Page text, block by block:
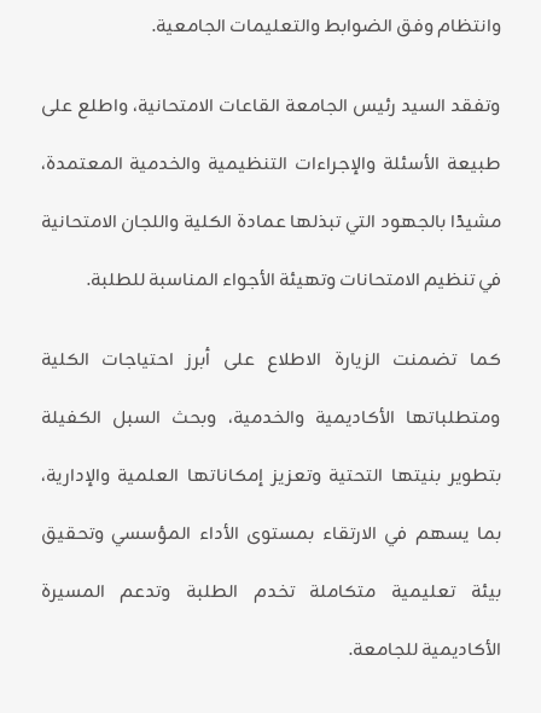
وانتظام وفق الضوابط والتعليمات الجامعية.
وتفقد السيد رئيس الجامعة القاعات الامتحانية، واطلع على
طبيعة الأسئلة والإجراءات التنظيمية والخدمية المعتمدة،
مشيدًا بالجهود التي تبذلها عمادة الكلية واللجان الامتحانية
في تنظيم الامتحانات وتهيئة الأجواء المناسبة للطلبة.
كما تضمنت الزيارة الاطلاع على أبرز احتياجات الكلية
ومتطلباتها الأكاديمية والخدمية، وبحث السبل الكفيلة
بتطوير بنيتها التحتية وتعزيز إمكاناتها العلمية والإدارية،
بما يسهم في الارتقاء بمستوى الأداء المؤسسي وتحقيق
بيئة تعليمية متكاملة تخدم الطلبة وتدعم المسيرة
الأكاديمية للجامعة.